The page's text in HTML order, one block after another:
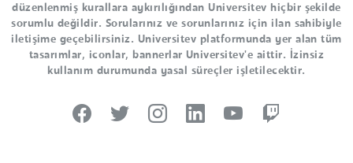
düzenlenmiş kurallara aykırılığından Universitev hiçbir şekilde
sorumlu değildir. Sorularınız ve sorunlarınız için ilan sahibiyle
iletişime geçebilirsiniz. Universitev platformunda yer alan tüm
tasarımlar, iconlar, bannerlar Universitev'e aittir. İzinsiz
kullanım durumunda yasal süreçler işletilecektir.